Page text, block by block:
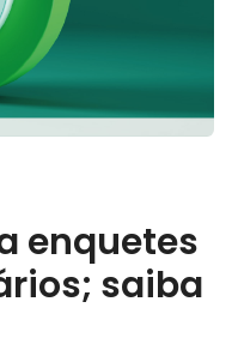
enquetes
saiba